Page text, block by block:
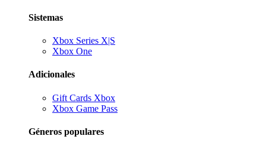
Sistemas
Xbox Series X|S
Xbox One
Adicionales
Gift Cards Xbox
Xbox Game Pass
Géneros populares